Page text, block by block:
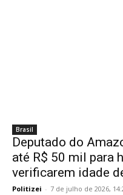
Brasil
Deputado do
até R$ 50 mil para
verificarem idade
Politizei - 7 de julho de 2026,